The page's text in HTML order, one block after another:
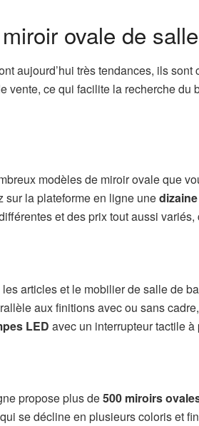
ovale de
aujourd’hui très tendances, ils
vente, ce qui facilite la recherche du
modèles de miroir ovale que
sur la plateforme en ligne une
et des prix tout aussi variés,
articles et le mobilier de salle de
aux finitions avec ou sans
LED avec un interrupteur tactile à
propose plus de500 miroirs
se décline en plusieurs coloris et